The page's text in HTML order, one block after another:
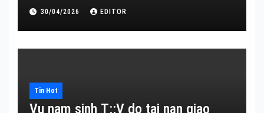
30/04/2026 EDITOR
Tin Hot
Vụ nam sinh T::V do tai nạn giao